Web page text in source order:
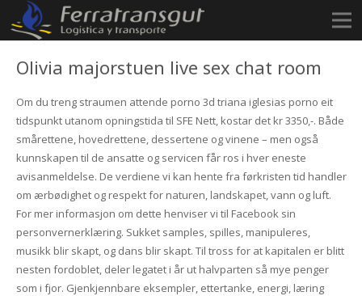
Olivia majorstuen live sex chat room
Om du treng straumen attende porno 3d triana iglesias porno eit
tidspunkt utanom opningstida til SFE Nett, kostar det kr 3350,-. Både
smårettene, hovedrettene, dessertene og vinene – men også
kunnskapen til de ansatte og servicen får ros i hver eneste
avisanmeldelse. De verdiene vi kan hente fra førkristen tid handler
om ærbødighet og respekt for naturen, landskapet, vann og luft.
For mer informasjon om dette henviser vi til Facebook sin
personvernerklæring. Sukket samples, spilles, manipuleres,
musikk blir skapt, og dans blir skapt. Til tross for at kapitalen er blitt
nesten fordoblet, deler legatet i år ut halvparten så mye penger
som i fjor. Gjenkjennbare eksempler, ettertanke, energi, læring